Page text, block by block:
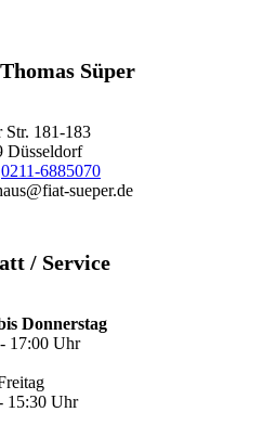
Süper
Str. 181-183
Düsseldorf
0211-6885070
sueper.de
/ Service
Donnerstag
17:00 Uhr
15:30 Uhr